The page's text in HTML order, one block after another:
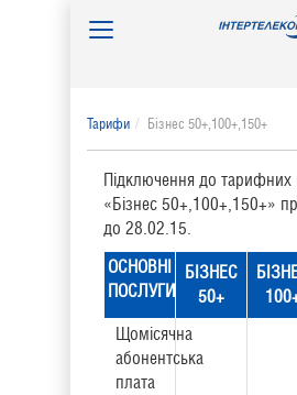
Toggle
Тарифи Бізнес 50+,100+,150+
Підключення до тарифних
«Бізнес 50+,100+,150+»
до 28.02.15.
ОСНОВНІ
ПОСЛУГИ
БІЗНЕС
50+
Щомісячна
абонентська
плата